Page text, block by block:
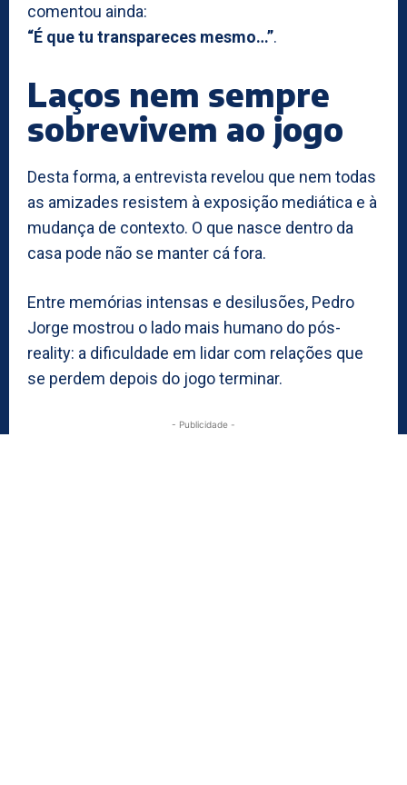
comentou ainda:
“É que tu transpareces mesmo…”.
Laços nem sempre
sobrevivem ao jogo
Desta forma, a entrevista revelou que nem todas
as amizades resistem à exposição mediática e à
mudança de contexto. O que nasce dentro da
casa pode não se manter cá fora.
Entre memórias intensas e desilusões, Pedro
Jorge mostrou o lado mais humano do pós-
reality: a dificuldade em lidar com relações que
se perdem depois do jogo terminar.
- Publicidade -